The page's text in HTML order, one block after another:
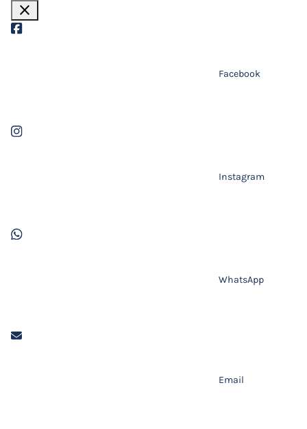
close
Facebook
Instagram
WhatsApp
Email